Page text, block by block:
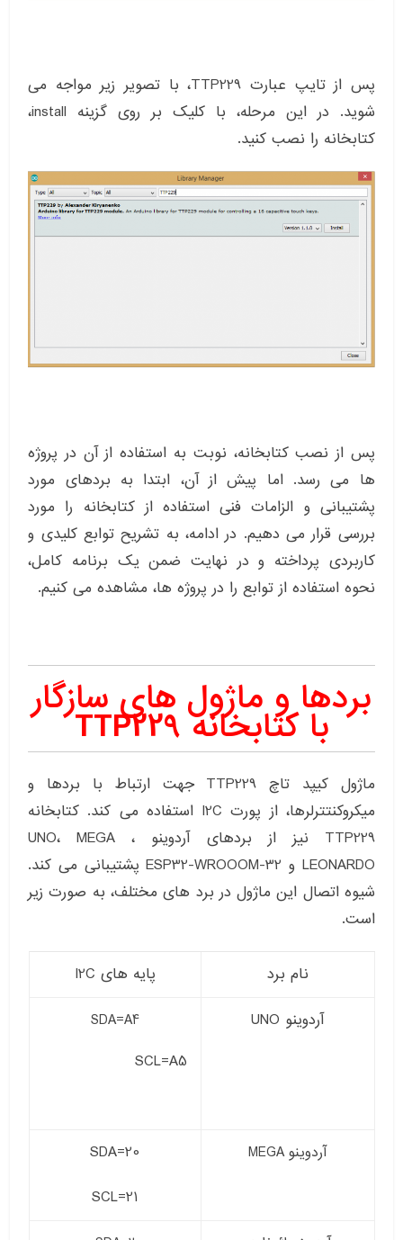
پس از تایپ عبارت TTP229، با تصویر زیر مواجه می
شوید. در این مرحله، با کلیک بر روی گزینه install،
کتابخانه را نصب کنید.
پس از نصب کتابخانه، نوبت به استفاده از آن در پروژه
ها می رسد. اما پیش از آن، ابتدا به بردهای مورد
پشتیبانی و الزامات فنی استفاده از کتابخانه را مورد
بررسی قرار می دهیم. در ادامه، به تشریح توابع کلیدی و
کاربردی پرداخته و در نهایت ضمن یک برنامه کامل،
نحوه استفاده از توابع را در پروژه ها، مشاهده می کنیم.
بردها و ماژول های سازگار
با کتابخانه TTP229
ماژول کیپد تاچ TTP229 جهت ارتباط با بردها و
میکروکنتترلرها، از پورت I2C استفاده می کند. کتابخانه
TTP229 نیز از بردهای آردوینو UNO، MEGA ،
LEONARDO و ESP32-WROOOM-32 پشتیبانی می کند.
شیوه اتصال این ماژول در برد های مختلف، به صورت زیر
است.
نام برد پایه های I2C
آردوینو UNO SDA=A4
SCL=A5
آردوینو MEGA
SDA=20
SCL=21